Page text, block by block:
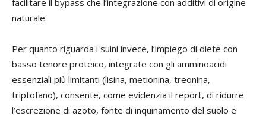
facilitare il bypass che l’integrazione con additivi di origine
naturale.
Per quanto riguarda i suini invece, l’impiego di diete con
basso tenore proteico, integrate con gli amminoacidi
essenziali più limitanti (lisina, metionina, treonina,
triptofano), consente, come evidenzia il report, di ridurre
l’escrezione di azoto, fonte di inquinamento del suolo e